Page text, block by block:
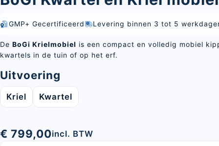
GMP+ Gecertificeerd Levering binnen 3 tot 5
DeBoGi Krielmobiel is een compact en volledig mobiel
kwartels in de tuin of op het erf.
Uitvoering
Kriel Kwartel
€ 799,00incl. BTW